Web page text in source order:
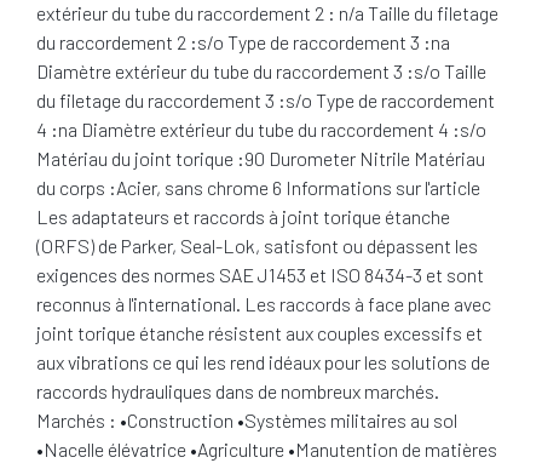
extérieur du tube du raccordement 2 : n/a Taille du filetage
du raccordement 2 :s/o Type de raccordement 3 :na
Diamètre extérieur du tube du raccordement 3 :s/o Taille
du filetage du raccordement 3 :s/o Type de raccordement
4 :na Diamètre extérieur du tube du raccordement 4 :s/o
Matériau du joint torique :90 Durometer Nitrile Matériau
du corps :Acier, sans chrome 6 Informations sur l'article
Les adaptateurs et raccords à joint torique étanche
(ORFS) de Parker, Seal-Lok, satisfont ou dépassent les
exigences des normes SAE J1453 et ISO 8434-3 et sont
reconnus à l'international. Les raccords à face plane avec
joint torique étanche résistent aux couples excessifs et
aux vibrations ce qui les rend idéaux pour les solutions de
raccords hydrauliques dans de nombreux marchés.
Marchés : •Construction •Systèmes militaires au sol
•Nacelle élévatrice •Agriculture •Manutention de matières